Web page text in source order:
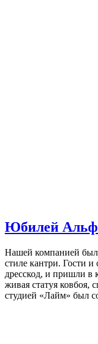
Юбилей
Нашей компанией
стиле кантри. Гости
дресскод, и пришли в
живая статуя ковбоя,
студией «Лайм» был